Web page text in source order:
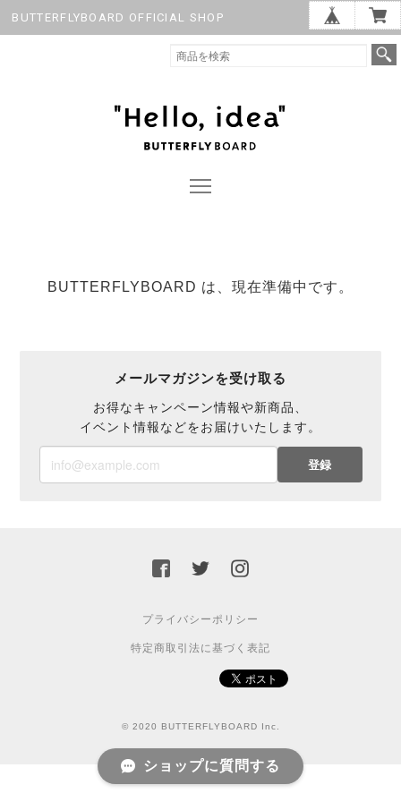
BUTTERFLYBOARD OFFICIAL SHOP
BUTTERFLYBOARD は、現在準備中です。
メールマガジンを受け取る
お得なキャンペーン情報や新商品、
イベント情報などをお届けいたします。
登録
プライバシーポリシー
特定商取引法に基づく表記
© 2020 BUTTERFLYBOARD Inc.
ショップに質問する